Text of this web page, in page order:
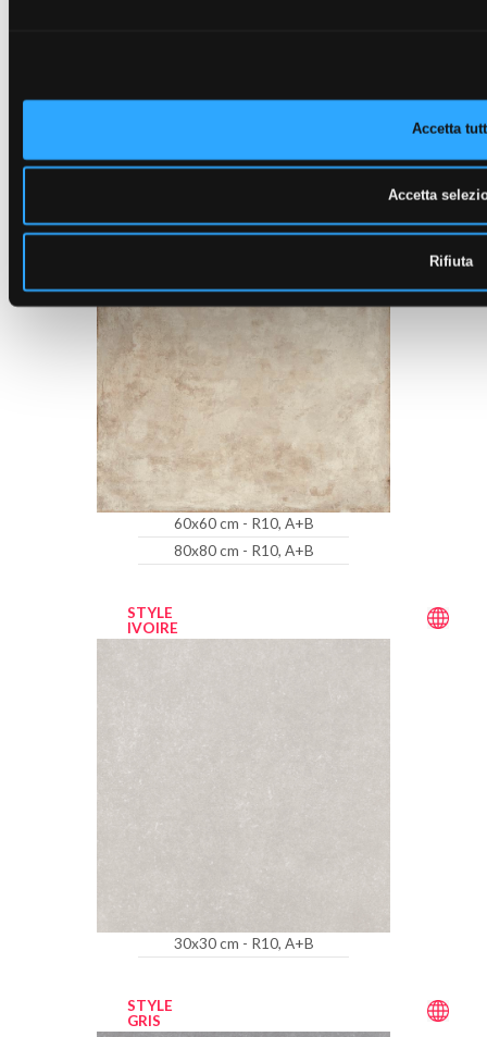
Accetta
Accetta
Rifiuta
60x60 cm - R10, A+B
60x60 cm - R10, A+B
80x80 cm - R10, A+B
STYLE
IVOIRE
30x30 cm - R10, A+B
STYLE
GRIS